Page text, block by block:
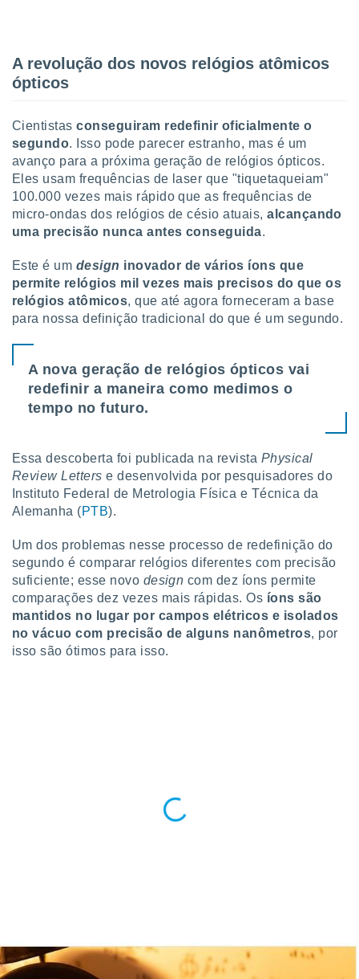
criar
medir
da
medir o
dos
os
ou
de dados
fontes,
e melhorar
estudos
de
1199
A revolução dos novos relógios atômicos
ópticos
Cientistasconseguiram redefinir oficialmente o
segundo. Isso pode parecer estranho, mas é um
avanço para a próxima geração de relógios ópticos.
Eles usam frequências de laser que "tiquetaqueiam"
100.000 vezes mais rápido que as frequências de
micro-ondas dos relógios de césio atuais,alcançando
uma precisão nunca antes conseguida.
Este é um design inovador de vários íons que
permite relógios mil vezes mais precisos do que os
relógios atômicos, que até agora forneceram a base
para nossa definição tradicional do que é um segundo.
A nova geração de relógios ópticos vai
redefinir a maneira como medimos o
tempo no futuro.
Essa descoberta foi publicada na revista Physical
Review Letterse desenvolvida por pesquisadores do
Instituto Federal de Metrologia Física e Técnica da
Alemanha (PTB).
Um dos problemas nesse processo de redefinição do
segundo é comparar relógios diferentes com precisão
suficiente; esse novo design com dez íons permite
comparações dez vezes mais rápidas. Os íons são
mantidos no lugar por campos elétricos e isolados
no vácuo com precisão de alguns nanômetros, por
isso são ótimos para isso.